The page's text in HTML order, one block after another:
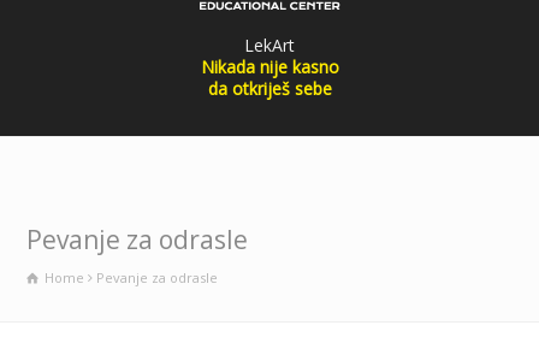
LekArt
Nikada nije kasno
da otkriješ sebe
Pevanje za odrasle
Home Pevanje za odrasle